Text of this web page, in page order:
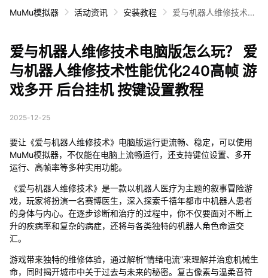
MuMu模拟器 活动资讯 安装教程
爱与机器人维修技术电
0高帧 游戏多开 后台挂
机 按键设置教程
爱与机器人维修技术电脑版怎么玩？ 爱
与机器人维修技术性能优化240高帧 游
戏多开 后台挂机 按键设置教程
2025-12-25
要让《爱与机器人维修技术》电脑版运行更流畅、稳定，可以使用
MuMu模拟器，不仅能在电脑上流畅运行，还支持键位设置、多开
运行、高帧率等多种实用功能。
《爱与机器人维修技术》是一款以机器人医疗为主题的叙事冒险游
戏，玩家将扮演一名赛博医生，深入探索千禧年都市中机器人患者
的身体与内心。在逐步诊断和治疗的过程中，你不仅要面对不断上
升的疾病率和复杂的病症，还将与各类独特的机器人角色命运交
汇。
游戏带来独特的维修体验，通过解析“情绪电流”来理解并治愈机械生
命，同时揭开城市中关于过去与未来的秘密。复古像素与温柔音符